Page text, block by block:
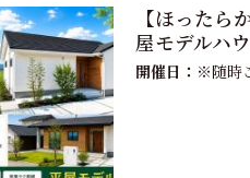
【ほったら
屋モデルハ
開催日： ※随時